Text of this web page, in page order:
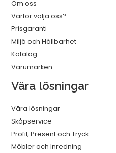
Om oss
Varför välja oss?
Prisgaranti
Miljö och Hållbarhet
Katalog
Varumärken
Våra lösningar
Våra lösningar
Skåpservice
Profil, Present och Tryck
Möbler och Inredning